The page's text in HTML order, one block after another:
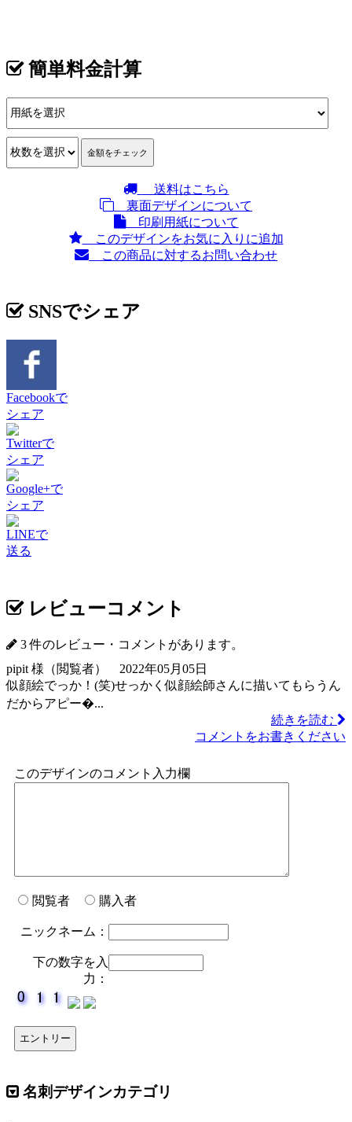
簡単料金計算
送料はこちら
裏面デザインについて
印刷用紙について
このデザインをお気に入りに追加
この商品に対するお問い合わせ
SNSでシェア
Facebookで
シェア
Twitterで
シェア
Google+で
シェア
LINEで
送る
レビューコメント
3 件のレビュー・コメントがあります。
pipit 様（閲覧者） 2022年05月05日
似顔絵でっか！(笑)せっかく似顔絵師さんに描いてもらうん
だからアピー�...
続きを読む
コメントをお書きください
このデザインのコメント入力欄
閲覧者 購入者
ニックネーム：
下の数字を入
力：
名刺デザインカテゴリ